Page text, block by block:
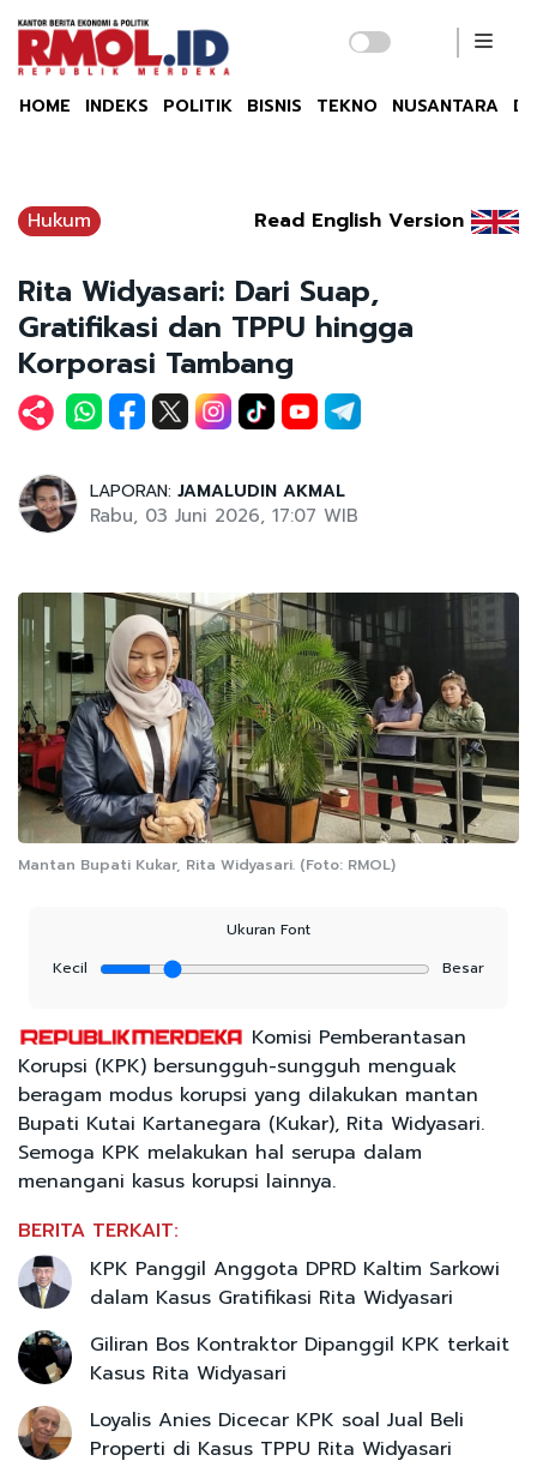
HOME INDEKS POLITIK BISNIS TEKNO NUSANTARA
Hukum Read English Version
Rita Widyasari: Dari Suap,
Gratifikasi dan TPPU hingga
Korporasi Tambang
LAPORAN: JAMALUDIN AKMAL
Rabu, 03 Juni 2026, 17:07 WIB
Mantan Bupati Kukar, Rita Widyasari. (Foto: RMOL)
Ukuran Font
Kecil
Besar
Komisi Pemberantasan
Korupsi (KPK) bersungguh-sungguh menguak
beragam modus korupsi yang dilakukan mantan
Bupati Kutai Kartanegara (Kukar), Rita Widyasari.
Semoga KPK melakukan hal serupa dalam
menangani kasus korupsi lainnya.
BERITA TERKAIT:
KPK Panggil Anggota DPRD Kaltim Sarkowi
dalam Kasus Gratifikasi Rita Widyasari
Giliran Bos Kontraktor Dipanggil KPK terkait
Kasus Rita Widyasari
Loyalis Anies Dicecar KPK soal Jual Beli
Properti di Kasus TPPU Rita Widyasari